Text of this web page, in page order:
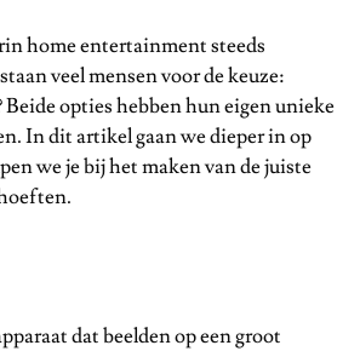
home entertainment steeds
veel mensen voor de keuze:
Beide opties hebben hun eigen unieke
In dit artikel gaan we dieper in op
we je bij het maken van de juiste
dat beelden op een groot